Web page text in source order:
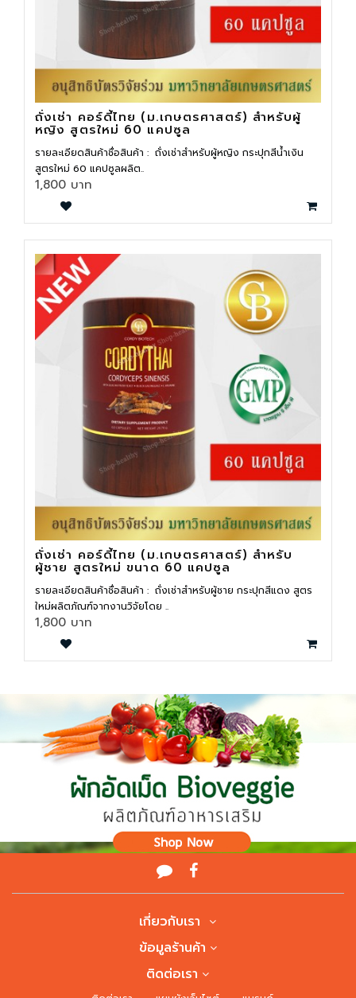
ถั่งเช่า คอร์ดี้ไทย (ม.เกษตรศาสตร์) สำหรับผู้
หญิง สูตรใหม่ 60 แคปซูล
รายละเอียดสินค้าชื่อสินค้า : ถั่งเช่าสำหรับผู้หญิง กระปุกสีน้ำเงิน
สูตรใหม่ 60 แคปซูลผลิต..
1,800 บาท
ถั่งเช่า คอร์ดี้ไทย (ม.เกษตรศาสตร์) สำหรับ
ผู้ชาย สูตรใหม่ ขนาด 60 แคปซูล
รายละเอียดสินค้าชื่อสินค้า : ถั่งเช่าสำหรับผู้ชาย กระปุกสีแดง สูตร
ใหม่ผลิตภัณฑ์จากงานวิจัยโดย ..
1,800 บาท
เกี่ยวกับเรา
ข้อมูลร้านค้า
ติดต่อเรา